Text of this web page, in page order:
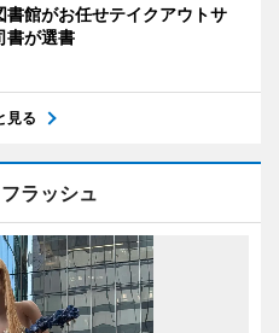
書館がお任せテイクアウトサ
が選書
見る
ラッシュ